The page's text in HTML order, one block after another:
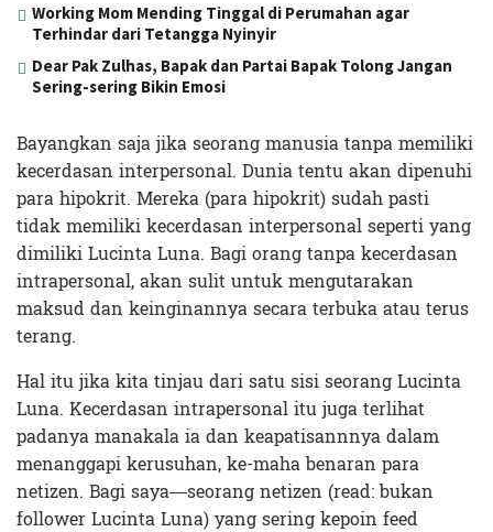
Working Mom Mending Tinggal di Perumahan agar
Terhindar dari Tetangga Nyinyir
Dear Pak Zulhas, Bapak dan Partai Bapak Tolong Jangan
Sering-sering Bikin Emosi
Bayangkan saja jika seorang manusia tanpa memiliki
kecerdasan interpersonal. Dunia tentu akan dipenuhi
para hipokrit. Mereka (para hipokrit) sudah pasti
tidak memiliki kecerdasan interpersonal seperti yang
dimiliki Lucinta Luna. Bagi orang tanpa kecerdasan
intrapersonal, akan sulit untuk mengutarakan
maksud dan keinginannya secara terbuka atau terus
terang.
Hal itu jika kita tinjau dari satu sisi seorang Lucinta
Luna. Kecerdasan intrapersonal itu juga terlihat
padanya manakala ia dan keapatisannnya dalam
menanggapi kerusuhan, ke-maha benaran para
netizen. Bagi saya—seorang netizen (read: bukan
follower Lucinta Luna) yang sering kepoin feed